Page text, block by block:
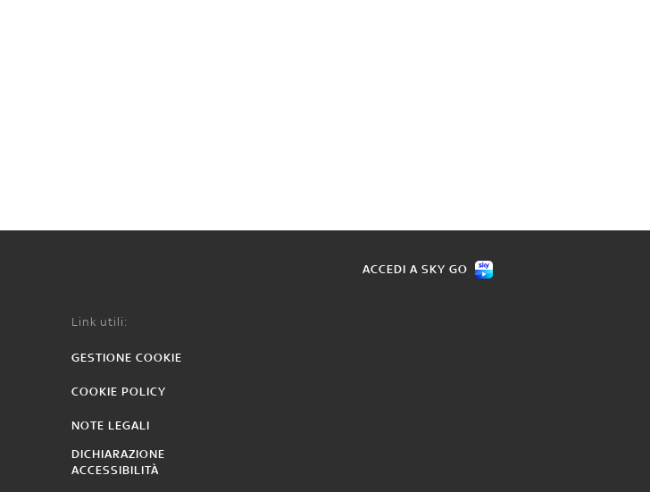
ACCEDI A SKY GO
Link utili:
GESTIONE COOKIE
COOKIE POLICY
NOTE LEGALI
DICHIARAZIONE
ACCESSIBILITÀ